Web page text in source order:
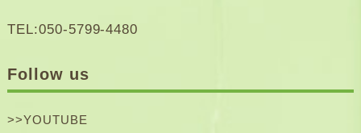
TEL:050-5799-4480
Follow us
>>YOUTUBE